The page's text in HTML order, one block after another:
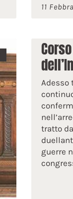
11
Adesso
tratto
guerre